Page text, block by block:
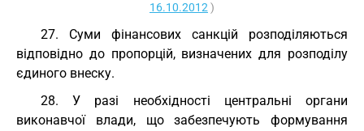
16.10.2012 )
27. Суми фінансових санкцій розподіляються
відповідно до пропорцій, визначених для розподілу
єдиного внеску.
28. У разі необхідності центральні органи
виконавчої влади, що забезпечують формування